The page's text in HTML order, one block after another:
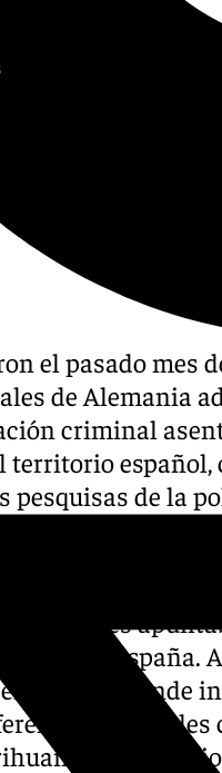
el pasado mes
de Alemania
criminal
territorio
pesquisas de la
se estarían
el país alemán.
policiales
viajes a España.
en Arriate,
materiales
en el